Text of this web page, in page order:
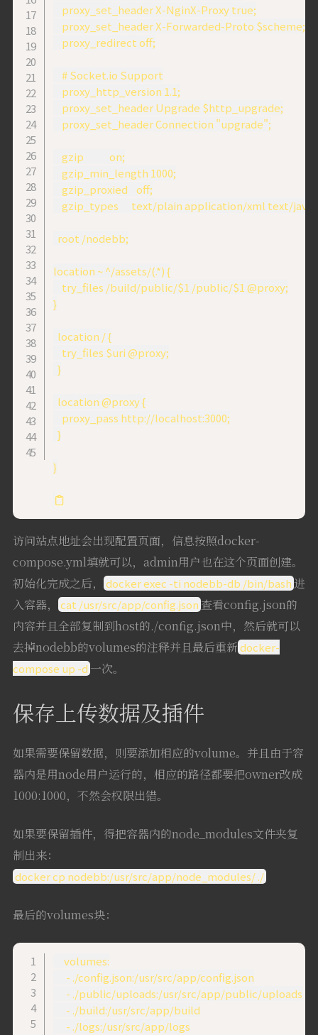
    proxy_set_header X-NginX-Proxy true;
    proxy_set_header X-Forwarded-Proto $scheme;
    proxy_redirect off;
    # Socket.io Support
    proxy_http_version 1.1;
    proxy_set_header Upgrade $http_upgrade;
    proxy_set_header Connection "upgrade";
    gzip            on;
    gzip_min_length 1000;
    gzip_proxied    off;
gzip_types      text/plain application/xml text/
  root /nodebb;
location ~ ^/assets/(.*) {
    try_files /build/public/$1 /public/$1 @proxy;
}
  location / {
    try_files $uri @proxy;
  }
  location @proxy {
    proxy_pass http://localhost:3000;
  }
}
访问站点地址会出现配置页面，信息按照docker-
compose.yml填就可以，admin用户也在这个页面创建。
初始化完成之后，
docker exec -ti nodebb-db /bin/bash进
入容器，
cat /usr/src/app/config.json查看config.json的
内容并且全部复制到host的./config.json中，然后就可以
去掉nodebb的volumes的注释并且最后重新docker-
compose up -d一次。
保存上传数据及插件
如果需要保留数据，则要添加相应的volume。并且由于容
器内是用node用户运行的，相应的路径都要把owner改成
1000:1000，不然会权限出错。
如果要保留插件，得把容器内的node_modules文件夹复
制出来：
docker cp nodebb:/usr/src/app/node_modules/ ./
最后的volumes块：
    volumes:
      - ./config.json:/usr/src/app/config.json
      - ./public/uploads:/usr/src/app/public/uploads
      - ./build:/usr/src/app/build
      - ./logs:/usr/src/app/logs